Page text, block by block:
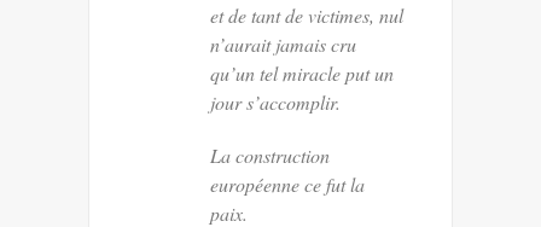
et de tant de victimes, nul
n’aurait jamais cru
qu’un tel miracle put un
jour s’accomplir.
La construction
européenne ce fut la
paix.